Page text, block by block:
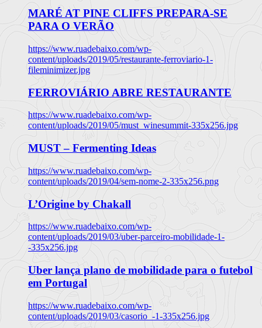
MARÉ AT PINE CLIFFS PREPARA-SE
PARA O VERÃO
https://www.ruadebaixo.com/wp-
content/uploads/2019/05/restaurante-ferroviario-1-
fileminimizer.jpg
FERROVIÁRIO ABRE RESTAURANTE
https://www.ruadebaixo.com/wp-
content/uploads/2019/05/must_winesummit-335x256.jpg
MUST – Fermenting Ideas
https://www.ruadebaixo.com/wp-
content/uploads/2019/04/sem-nome-2-335x256.png
L’Origine by Chakall
https://www.ruadebaixo.com/wp-
content/uploads/2019/03/uber-parceiro-mobilidade-1-
-335x256.jpg
Uber lança plano de mobilidade para o futebol
em Portugal
https://www.ruadebaixo.com/wp-
content/uploads/2019/03/casorio_-1-335x256.jpg